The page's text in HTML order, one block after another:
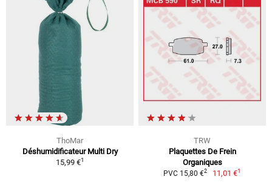
ThoMar
Déshumidificateur Multi Dry
15,99 €1
TRW
Plaquettes De Frein
Organiques
PVC 15,80 €2 11,01 €1